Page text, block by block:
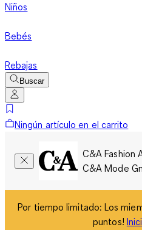
Niños
Bebés
Rebajas
Buscar
Ningún artículo en el carrito
C&A Fashion
C&A Mode
Por tiempo limitado: Los
puntos!